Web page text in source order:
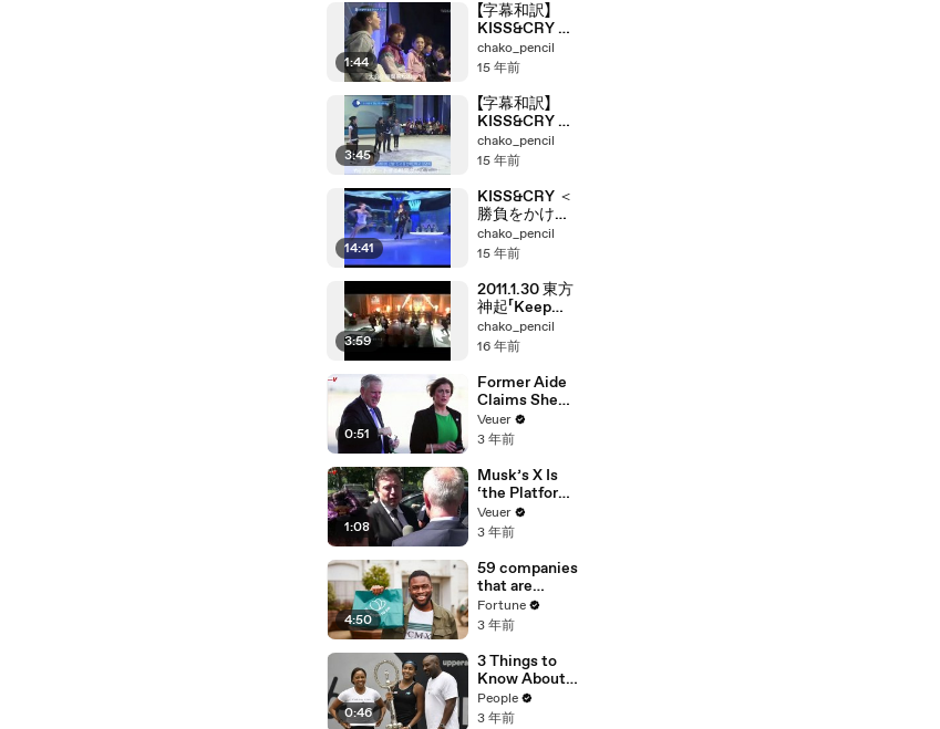
1:44
【字幕和訳】
KISS&CRY ＜
ごめんね、ク
ラ＞
chako_pencil
15 年前
3:45
【字幕和訳】
KISS&CRY ＜
ヨボセヨ～♪＞
chako_pencil
15 年前
14:41
KISS&CRY ＜
勝負をかけた
氷上のウィン
ドミル＞
chako_pencil
15 年前
3:59
2011.1.30 東方
神起「Keep
Your Head
Down」
chako_pencil
16 年前
0:51
Former Aide
Claims She
Was Asked to
Make a ‘Hit
Trump
Veuer
3 年前
1:08
Musk’s X Is
‘the Platform
With the
Largest Ratio
Misinformatio
n or
Disinformatio
n’ Amongst
All Social
Media
Platforms
Veuer
3 年前
4:50
59 companies
that are
changing the
world: From
Chobani
Fortune
3 年前
0:46
3 Things to
Know About
Coco Gauff's
Parents
People
3 年前